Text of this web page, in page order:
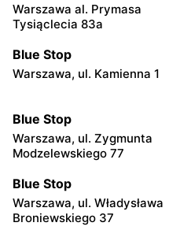
Warszawa al. Prymasa
Tysiąclecia 83a
Blue Stop
Warszawa, ul. Kamienna 1
Blue Stop
Warszawa, ul. Zygmunta
Modzelewskiego 77
Blue Stop
Warszawa, ul. Władysława
Broniewskiego 37